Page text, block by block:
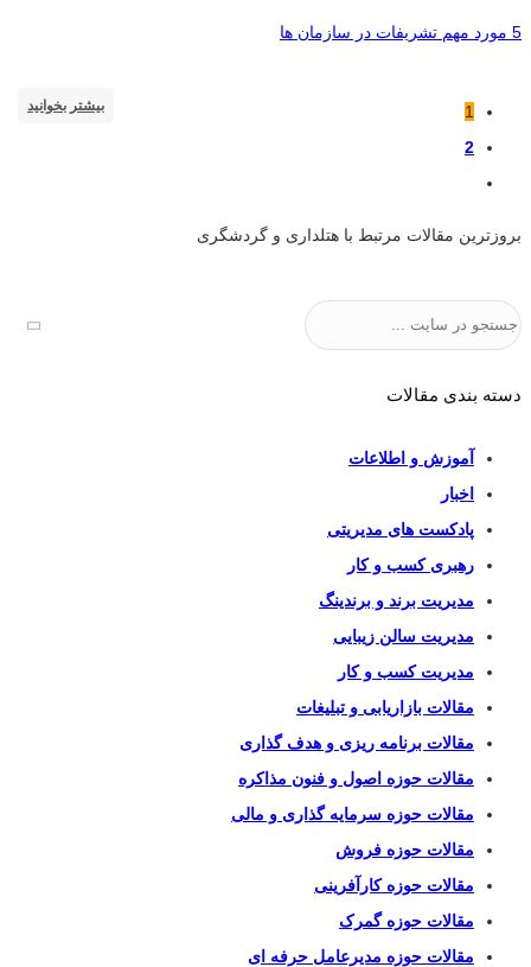
5 مورد مهم تشریفات در سازمان ها
بیشتر بخوانید
1
2
بروزترین مقالات مرتبط با هتلداری و گردشگری
جستجو
دسته بندی مقالات
آموزش و اطلاعات
اخبار
پادکست های مدیریتی
رهبری کسب و کار
مدیریت برند و برندینگ
مدیریت سالن زیبایی
مدیریت کسب و کار
مقالات بازاریابی و تبلیغات
مقالات برنامه ریزی و هدف گذاری
مقالات حوزه اصول و فنون مذاکره
مقالات حوزه سرمایه گذاری و مالی
مقالات حوزه فروش
مقالات حوزه کارآفرینی
مقالات حوزه گمرک
مقالات حوزه مدیرعامل حرفه ای